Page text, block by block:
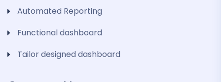
Automated Reporting
Functional dashboard
Tailor designed dashboard